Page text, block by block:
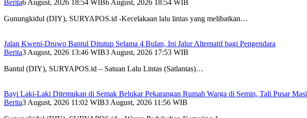
Berita6 August, 2026 18:54 WIB6 August, 2026 18:54 WIB
Gunungkidul (DIY), SURYAPOS.id -Kecelakaan lalu lintas yang melibatkan…
Jalan Kweni-Druwo Bantul Ditutup Selama 4 Bulan, Ini Jalur Alternatif bagi Pengendara
Berita3 August, 2026 13:46 WIB3 August, 2026 17:53 WIB
Bantul (DIY), SURYAPOS.id – Satuan Lalu Lintas (Satlantas)…
Bayi Laki-Laki Ditemukan di Semak Belukar Pekarangan Rumah Warga di Semin, Tali Pusar
Berita3 August, 2026 11:02 WIB3 August, 2026 11:56 WIB